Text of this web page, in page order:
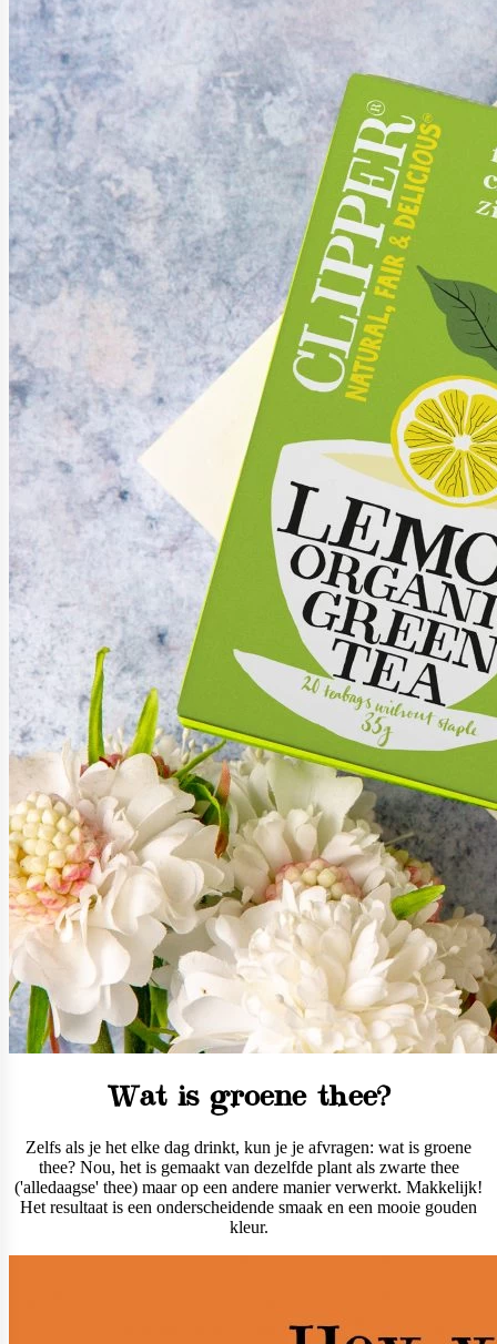
Wat is groene thee?
Zelfs als je het elke dag drinkt, kun je je afvragen: wat is groene
thee? Nou, het is gemaakt van dezelfde plant als zwarte thee
('alledaagse' thee) maar op een andere manier verwerkt. Makkelijk!
Het resultaat is een onderscheidende smaak en een mooie gouden
kleur.